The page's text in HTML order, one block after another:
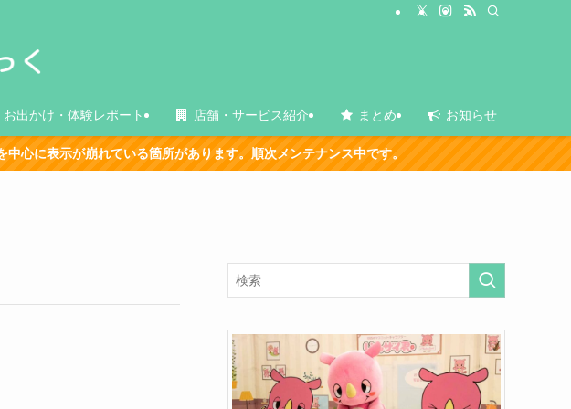
お出かけ・体験レポート 店舗・サービス紹介 まとめ お知らせ
が崩れている箇所があります。順次メンテナンス中です。